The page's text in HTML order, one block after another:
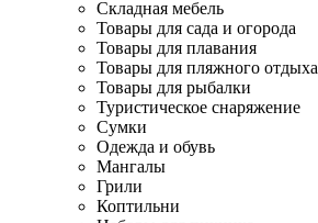
Складная мебель
Товары для сада и огорода
Товары для плавания
Товары для пляжного отдыха
Товары для рыбалки
Туристическое снаряжение
Сумки
Одежда и обувь
Мангалы
Грили
Коптильни